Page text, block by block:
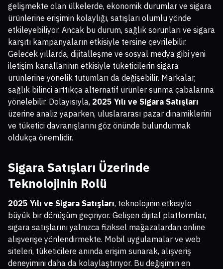
gelişmekte olan ülkelerde, ekonomik durumlar ve sigara
ürünlerine erişimin kolaylığı, satışları olumlu yönde
etkileyebiliyor. Ancak bu durum, sağlık sorunları ve sigara
karşıtı kampanyaların etkisiyle tersine çevrilebilir.
Gelecek yıllarda, dijitalleşme ve sosyal medya gibi yeni
iletişim kanallarının etkisiyle tüketicilerin sigara
ürünlerine yönelik tutumları da değişebilir. Markalar,
sağlık bilinci arttıkça alternatif ürünler sunma çabalarına
yönelebilir. Dolayısıyla, 2025 Yılı ve Sigara Satışları
üzerine analiz yaparken, uluslararası pazar dinamiklerini
ve tüketici davranışlarını göz önünde bulundurmak
oldukça önemlidir.
Sigara Satışları Üzerinde
Teknolojinin Rolü
2025 Yılı ve Sigara Satışları, teknolojinin etkisiyle
büyük bir dönüşüm geçiriyor. Gelişen dijital platformlar,
sigara satışlarını yalnızca fiziksel mağazalardan online
alışverişe yönlendirmekte. Mobil uygulamalar ve web
siteleri, tüketicilere anında erişim sunarak, alışveriş
deneyimini daha da kolaylaştırıyor. Bu değişimin en